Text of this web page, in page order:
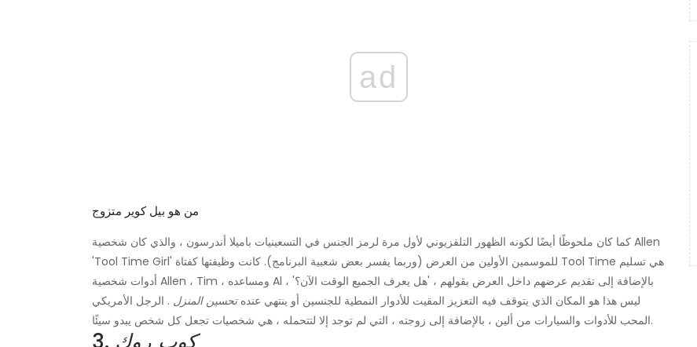
ad
من هو بيل كوير متزوج
كما كان ملحوظًا أيضًا لكونه الظهور التلفزيوني لأول مرة لرمز الجنس في التسعينيات باميلا أندرسون ، والذي كان شخصية Allen
'Tool Time Girl' للموسمين الأولين من العرض (وربما يفسر بعض شعبية البرنامج). كانت وظيفتها كفتاة Tool Time هي تسليم
أدوات شخصية Allen ، Tim ، ومساعده Al ، بالإضافة إلى تقديم عرضهم داخل العرض بقولهم ، 'هل يعرف الجميع الوقت الآن؟'
ليس هذا هو المكان الذي يتوقف فيه التعزيز المقيت للأدوار النمطية للجنسين أو ينتهي عندهتحسين المنزل . الرجل الأمريكي
المحب للأدوات والسيارات من ألين ، بالإضافة إلى زوجته ، التي لم توجد إلا لتتحمله ، هي شخصيات تجعل كل شخص يبدو سيئًا.